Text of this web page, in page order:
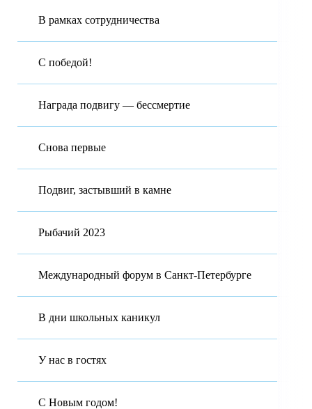
В рамках сотрудничества
С победой!
Награда подвигу — бессмертие
Снова первые
Подвиг, застывший в камне
Рыбачий 2023
Международный форум в Санкт-Петербурге
В дни школьных каникул
У нас в гостях
С Новым годом!